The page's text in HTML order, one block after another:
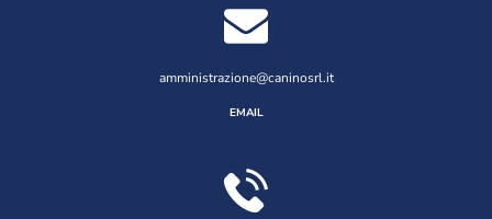
amministrazione@caninosrl.it
EMAIL